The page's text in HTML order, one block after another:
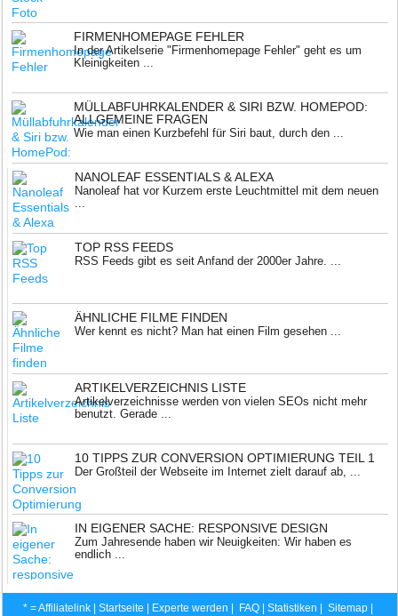
FIRMENHOMEPAGE FEHLER
In der Artikelserie "Firmenhomepage Fehler" geht es um
Kleinigkeiten ...
MÜLLABFUHRKALENDER & SIRI BZW. HOMEPOD:
ALLGEMEINE FRAGEN
Wie man einen Kurzbefehl für Siri baut, durch den ...
NANOLEAF ESSENTIALS & ALEXA
Nanoleaf hat vor Kurzem erste Leuchtmittel mit dem neuen
...
TOP RSS FEEDS
RSS Feeds gibt es seit Anfand der 2000er Jahre. ...
ÄHNLICHE FILME FINDEN
Wer kennt es nicht? Man hat einen Film gesehen ...
ARTIKELVERZEICHNIS LISTE
Artikelverzeichnisse werden von vielen SEOs nicht mehr
benutzt. Gerade ...
10 TIPPS ZUR CONVERSION OPTIMIERUNG TEIL 1
Der Großteil der Webseite im Internet zielt darauf ab, ...
IN EIGENER SACHE: RESPONSIVE DESIGN
Zum Jahresende haben wir Neuigkeiten: Wir haben es
endlich ...
* = Affiliatelink |Startseite Experte werden FAQ |Statistiken |Sitemap